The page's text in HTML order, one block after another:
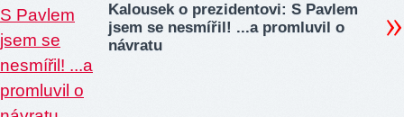
Kalousek o prezidentovi: S Pavlem
jsem se nesmířil! ...a promluvil o
návratu